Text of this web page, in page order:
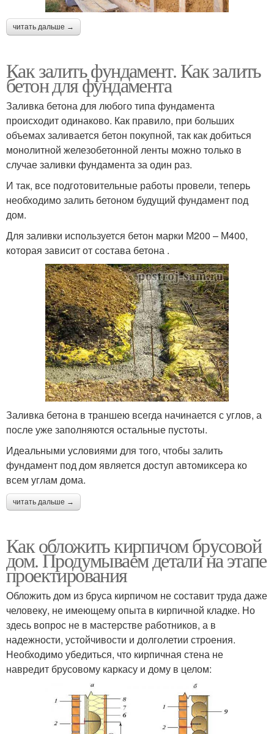
читать дальше →
Как залить фундамент. Как залить
бетон для фундамента
Заливка бетона для любого типа фундамента
происходит одинаково. Как правило, при больших
объемах заливается бетон покупной, так как добиться
монолитной железобетонной ленты можно только в
случае заливки фундамента за один раз.
И так, все подготовительные работы провели, теперь
необходимо залить бетоном будущий фундамент под
дом.
Для заливки используется бетон марки М200 – М400,
которая зависит от состава бетона .
Заливка бетона в траншею всегда начинается с углов, а
после уже заполняются остальные пустоты.
Идеальными условиями для того, чтобы залить
фундамент под дом является доступ автомиксера ко
всем углам дома.
читать дальше →
Как обложить кирпичом брусовой
дом. Продумываем детали на этапе
проектирования
Обложить дом из бруса кирпичом не составит труда даже
человеку, не имеющему опыта в кирпичной кладке. Но
здесь вопрос не в мастерстве работников, а в
надежности, устойчивости и долголетии строения.
Необходимо убедиться, что кирпичная стена не
навредит брусовому каркасу и дому в целом: